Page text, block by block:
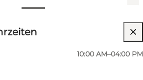
Uhrzeiten
10:00 AM–04:00 PM
Mein Partner, Mir selbst